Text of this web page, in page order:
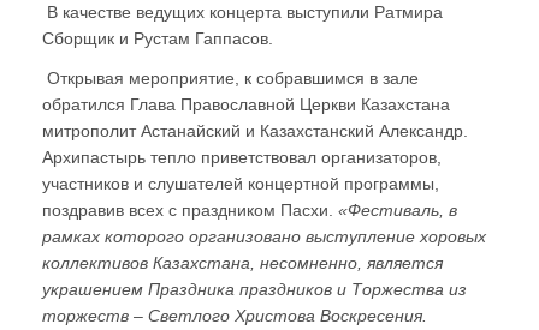
В качестве ведущих концерта выступили Ратмира
Сборщик и Рустам Гаппасов.
Открывая мероприятие, к собравшимся в зале
обратился Глава Православной Церкви Казахстана
митрополит Астанайский и Казахстанский Александр.
Архипастырь тепло приветствовал организаторов,
участников и слушателей концертной программы,
поздравив всех с праздником Пасхи. «Фестиваль, в
рамках которого организовано выступление хоровых
коллективов Казахстана, несомненно, является
украшением Праздника праздников и Торжества из
торжеств – Светлого Христова Воскресения.